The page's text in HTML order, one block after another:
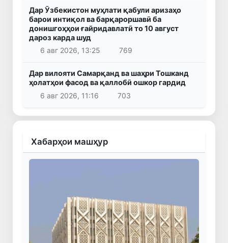
Дар Ӯзбекистон муҳлати қабули аризаҳо
барои интиқол ва барқароршавӣ ба
донишгоҳҳои ғайридавлатӣ то 10 август
дароз карда шуд
6 авг 2026, 13:25
769
Дар вилояти Самарқанд ва шаҳри Тошканд
ҳолатҳои фасод ва қаллобӣ ошкор гардид
6 авг 2026, 11:16
703
Хабарҳои машҳур